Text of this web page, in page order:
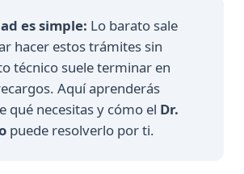
es simple: Lo barato sale
hacer estos trámites sin
técnico suele terminar en
Aquí aprenderás
qué necesitas y cómo el Dr.
puede resolverlo por ti.